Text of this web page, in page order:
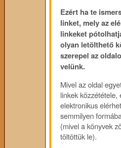
Ezért ha te
linket, mely az
linkeket
olyan letölthető
szerepel az
velünk.
Mivel az oldal
linkek közzététele,
elektronikus
semmilyen
(mivel a könyvek
töltöttük le).